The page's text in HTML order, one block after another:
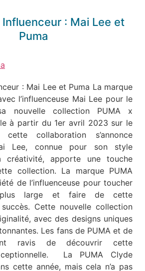
: Mai Lee et
Puma
: Mai Lee et Puma La marque
l’influenceuse Mai Lee pour le
nouvelle collection PUMA x
à partir du 1er avril 2023 sur le
cette collaboration s’annonce
Lee, connue pour son style
créativité, apporte une touche
collection. La marque PUMA
de l’influenceuse pour toucher
plus large et faire de cette
Cette nouvelle collection
avec des designs uniques
Les fans de PUMA et de
ravis de découvrir cette
La PUMA Clyde
cette année, mais cela n’a pas